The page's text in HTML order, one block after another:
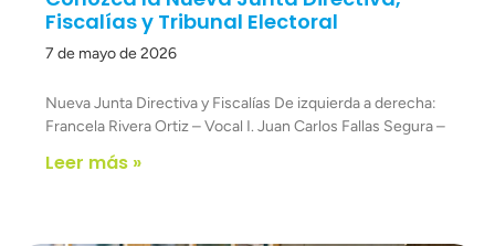
Fiscalías y Tribunal Electoral
7 de mayo de 2026
Nueva Junta Directiva y Fiscalías De izquierda a derecha:
Francela Rivera Ortiz – Vocal I. Juan Carlos Fallas Segura –
Leer más »